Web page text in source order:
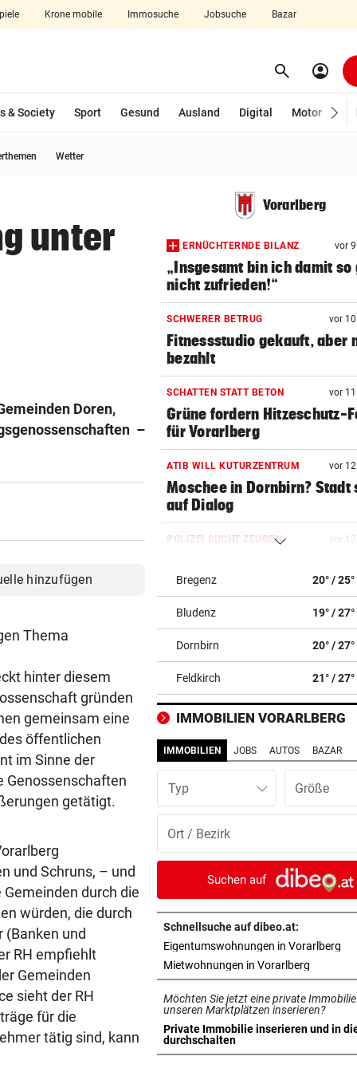
Krone mobile Immosuche Jobsuche Bazar
aufklappen search Suchen
account_circle
& Society Sport Gesund Ausland Digital Motor
Wetter
unter
Doren,
–
hinzufügen
Thema
hinter diesem
gründen
gemeinsam eine
öffentlichen
im Sinne der
Genossenschaften
getätigt.
und Schruns, – und
durch die
würden, die durch
und
RH empfiehlt
Gemeinden
sieht der RH
für die
tätig sind, kann
Vorarlberg
ERNÜCHTERNDE BILANZ vor
„Insgesamt bin ich damit so
nicht zufrieden!“
SCHWERER BETRUG vor
Fitnessstudio gekauft, aber
bezahlt
SCHATTEN STATT BETON vor
Grüne fordern Hitzeschutz-
für Vorarlberg
ATIB WILL KUTURZENTRUM vor
Moschee in Dornbirn? Stadt
auf Dialog
POLIZEI SUCHT ZEUGEN vor
Crash zurück
SANIERUNG GESCHEITERT vor
Stuckateur rutscht
die Pleite
vor
Vermummter E-Scooter-
(16) fährt Polizist um
SANIERUNGSOFFENSIVE vor
Wieder ein Sommer der
Baustellen im Ländle
WEGEN TROCKENHEIT
Feldkirch: Feuerverbot
Waldbrandgefahr
Neue Pfandstationen helfen
Umwelt und Menschen
„TEAM VORARLBERG“ TOP vor
Tobi Nolde fliegt auf
ins Gelbe Trikot
BILYK UND HERBURGER vor
Bregenz 20° / 25°
Bludenz 19° / 27°
Dornbirn 20° / 27°
Feldkirch 21° / 27°
IMMOBILIEN VORARLBERG
IMMOBILIEN JOBS AUTOS BAZAR
Typ
Suchen auf
Schnellsuche auf dibeo.at:
Eigentumswohnungen in Vorarlberg
Mietwohnungen in Vorarlberg
Möchten Sie jetzt eine private
unseren Marktplätzen inserieren?
Private Immobilie inserieren und in
durchschalten
in neuem Tab öffnen